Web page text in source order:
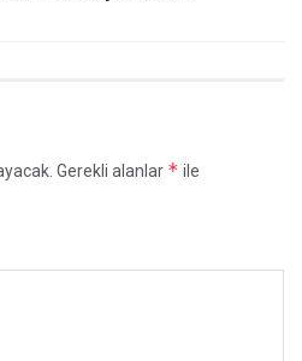
Gerekli alanlar * ile